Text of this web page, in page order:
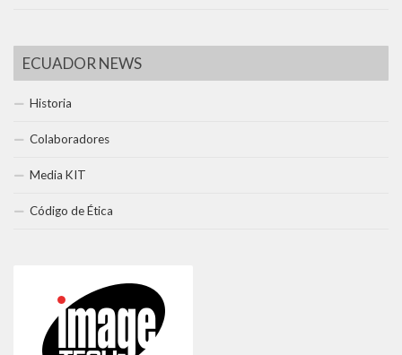
ECUADOR NEWS
Historia
Colaboradores
Media KIT
Código de Ética